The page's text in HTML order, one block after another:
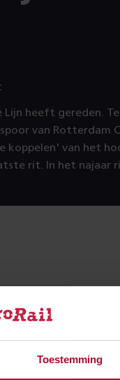
Toestemming
Lijn heeft gereden.
van Rotterdam
koppelen' van het
rit. In het najaar